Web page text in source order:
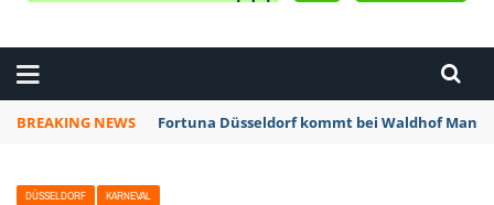
BREAKING NEWS Fortuna Düsseldorf kommt bei Waldhof
DÜSSELDORF KARNEVAL